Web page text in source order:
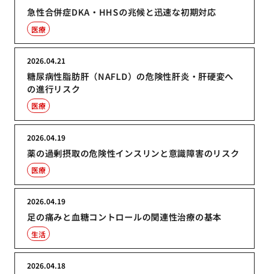
急性合併症DKA・HHSの兆候と迅速な初期対応
医療
糖尿病性脂肪肝（NAFLD）の危険性肝炎・肝硬変へ
の進行リスク
2026.04.21
医療
薬の過剰摂取の危険性インスリンと意識障害のリスク
2026.04.19
医療
足の痛みと血糖コントロールの関連性治療の基本
2026.04.19
生活
2026.04.18